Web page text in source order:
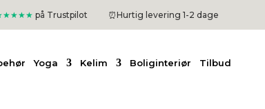
på Trustpilot ⏰Hurtig levering 1-2 dage
Yoga Kelim Boliginteriør Tilbud